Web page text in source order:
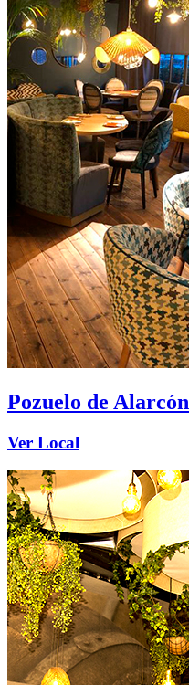
Pozuelo de Alarcón
Ver Local